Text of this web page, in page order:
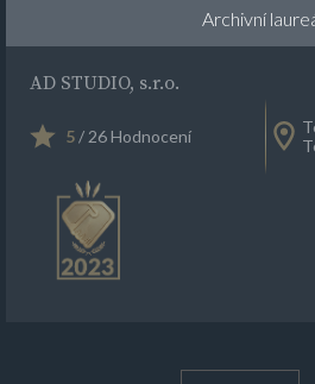
Archivní
AD STUDIO, s.r.o.
5/ 26 Hodnocení